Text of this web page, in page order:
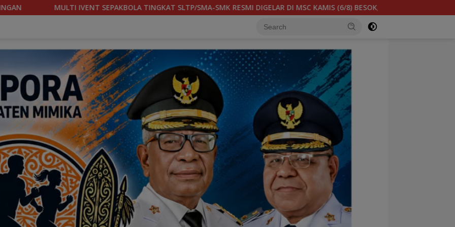
SMA-SMK RESMI DIGELAR DI MSC KAMIS (6/8) BESOK, KADISPORA : WADAH BAGI GENERASI MUDA UNTUK MENGEMBANGKAN